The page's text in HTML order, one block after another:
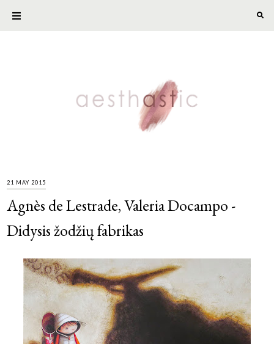
21 MAY 2015
Agnès de Lestrade, Valeria Docampo -
Didysis žodžių fabrikas